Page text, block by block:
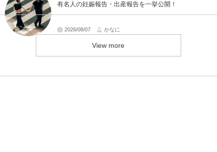
有名人の妊娠報告・出産報告を一挙公開！
2026/08/07 かなに
View more